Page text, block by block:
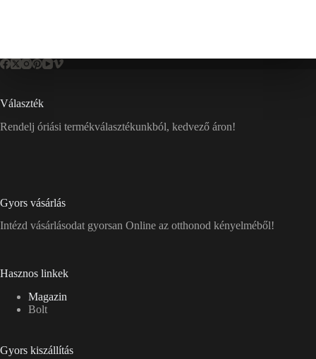
Választék
Rendelj óriási termékválasztékunkból, kedvező áron!
Gyors vásárlás
Intézd vásárlásodat gyorsan Online az otthonod kényelméből!
Hasznos linkek
Magazin
Bolt
Gyors kiszállítás